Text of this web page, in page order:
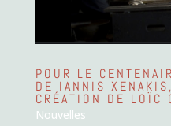
POUR LE
DE IANNIS
CRÉATION DE LOÏC
Nouvelles